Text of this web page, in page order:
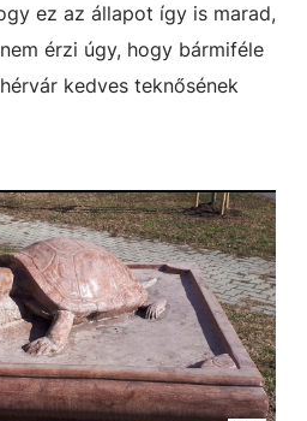
ez az állapot így is marad,
érzi úgy, hogy bármiféle
kedves teknősének